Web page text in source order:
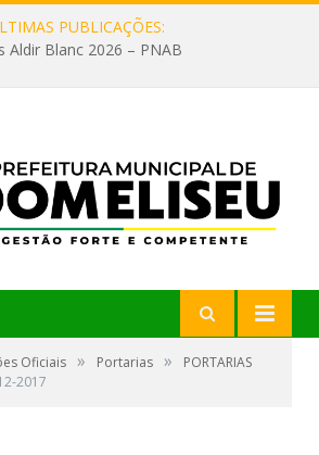
PUBLICAÇÕES:
Aldir Blanc 2026 – PNAB
Oficiais » Portarias »
PORTARIAS
2017